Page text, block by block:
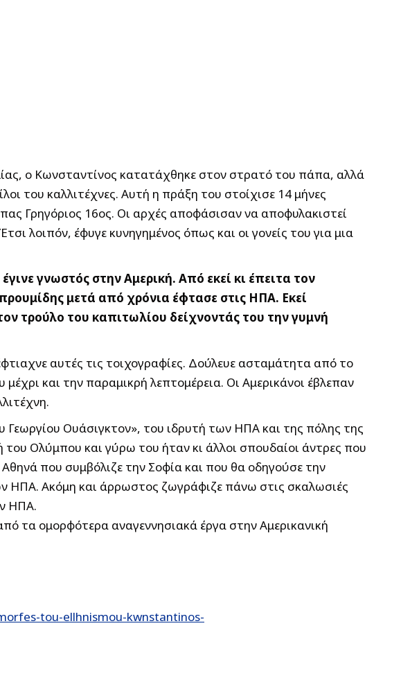
ο Κωνσταντίνος κατατάχθηκε στον στρατό του πάπα, αλλά
του καλλιτέχνες. Αυτή η πράξη του στοίχισε 14 μήνες
Γρηγόριος 16ος. Οι αρχές αποφάσισαν να αποφυλακιστεί
λοιπόν, έφυγε κυνηγημένος όπως και οι γονείς του για μια
γνωστός στην Αμερική. Από εκεί κι έπειτα τον
μετά από χρόνια έφτασε στις ΗΠΑ. Εκεί
τρούλο του καπιτωλίου δείχνοντάς του την γυμνή
αυτές τις τοιχογραφίες. Δούλευε ασταμάτητα από το
και την παραμικρή λεπτομέρεια. Οι Αμερικάνοι έβλεπαν
Ουάσιγκτον», του ιδρυτή των ΗΠΑ και της πόλης της
Ολύμπου και γύρω του ήταν κι άλλοι σπουδαίοι άντρες που
που συμβόλιζε την Σοφία και που θα οδηγούσε την
ΗΠΑ. Ακόμη και άρρωστος ζωγράφιζε πάνω στις σκαλωσιές
ΗΠΑ.
τα ομορφότερα αναγεννησιακά έργα στην Αμερικανική
tou-ellhnismou-kwnstantinos-